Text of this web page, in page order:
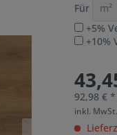
Für
+5%
+10%
92,98 €
inkl.